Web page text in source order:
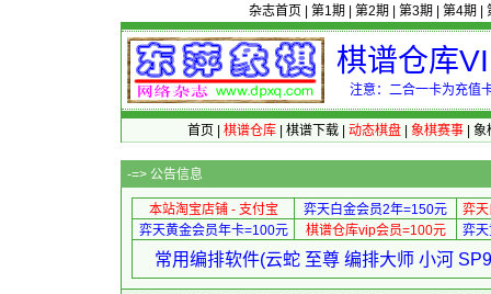
杂志首页 第1期 第2期 第3期 第4期
棋谱仓库
注意：二合一卡为充值
首页 棋谱仓库| 棋谱下载| 动态棋盘| 象棋赛事| 象
-=> 公告信息
本站淘宝店铺 - 支付宝 弈天白金会员2年=150元
弈
弈天黄金会员年卡=100元
棋谱仓库vip会员=100元 弈
常用编排软件(云蛇 至尊 编排大师 小河